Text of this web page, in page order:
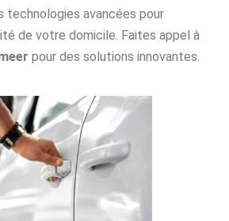
technologies avancées pour
de votre domicile. Faites appel à
pour des solutions innovantes.